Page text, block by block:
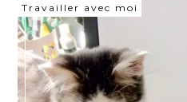
Travailler avec moi